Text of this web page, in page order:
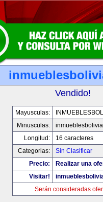
Vendido!
Mayusculas:
Minusculas:
Longitud:
16 caracteres
Categorias:
Sin Clasificar
Precio:
Realizar una
Visitar!
Serán consideradas